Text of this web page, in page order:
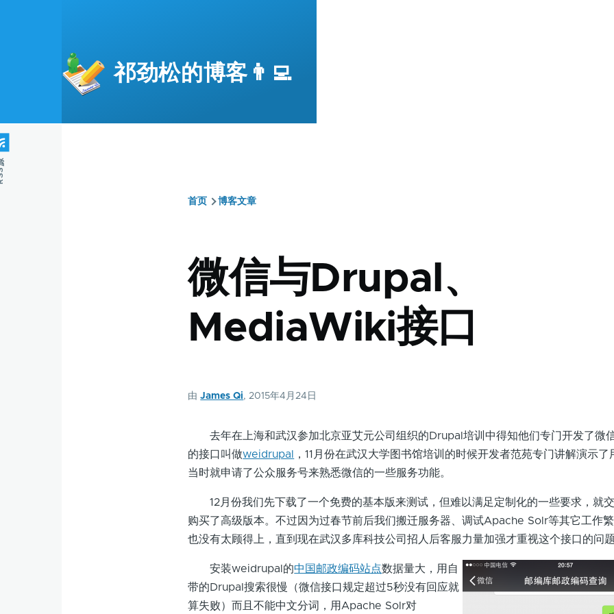
祁劲松的博客👨‍💻
包
屑
首页 博客文章
微信与Drupal、
MediaWiki接口
由James Qi, 2015年4月24日
去年在上海和武汉参加北京亚艾元公司组织的Drupal培训中得知他们专门开发了微
的接口叫做weidrupal
，11月份在武汉大学图书馆培训的时候开发者范苑专门讲解演示了
当时就申请了公众服务号来熟悉微信的一些服务功能。
12月份我们先下载了一个免费的基本版来测试，但难以满足定制化的一些要求，就
购买了高级版本。不过因为过春节前后我们搬迁服务器、调试Apache Solr等其它工作
也没有太顾得上，直到现在武汉多库科技公司招人后客服力量加强才重视这个接口的问
安装weidrupal的中国邮政编码站点数据量大，用自
带的Drupal搜索很慢（微信接口规定超过5秒没有回应就
算失败）而且不能中文分词，用Apache Solr对